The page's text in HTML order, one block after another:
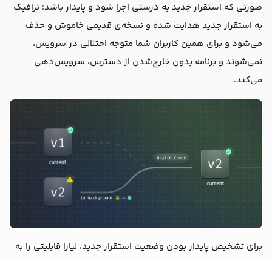
صورتی که استقرار جدید به درستی اجرا شود و پایدار باشد؛ ترافیک
به استقرار جدید هدایت شده و نسخه‌ی قدیمی خاموش و حذف
می‌شود و برای همین کاربران شما متوجه اختلالی در سرویس،
نمی‌شوند و برنامه بدون خارج‌شدن از دسترس، سرویس‌دهی
می‌کند.
برای تشخیص پایدار بودن وضعیت استقرار جدید، لیارا قابلیتی را به